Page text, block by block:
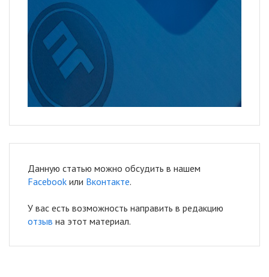
Данную статью можно обсудить в нашем
Facebook или Вконтакте.
У вас есть возможность направить в редакцию
отзыв на этот материал.